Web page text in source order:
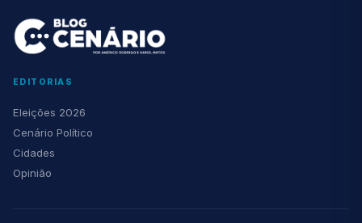
EDITORIAS
Eleições 2026
Cenário Político
Cidades
Opinião